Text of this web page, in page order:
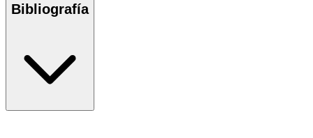
Bibliografía